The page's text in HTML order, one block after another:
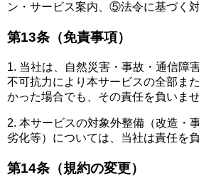
ン・サービス案内、⑤法令に基づく
第13条（免責事項）
1. 当社は、自然災害・事故・通信障
不可抗力により本サービスの全部ま
かった場合でも、その責任を負いませ
2. 本サービスの対象外整備（改造・
劣化等）については、当社は責任を負
第14条（規約の変更）